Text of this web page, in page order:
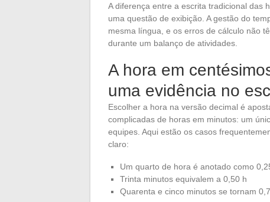
A diferença entre a escrita tradicional das
uma questão de exibição. A gestão do
mesma língua, e os erros de cálculo não
durante um balanço de atividades.
A hora em
uma evidência no
Escolher a hora na versão decimal é
complicadas de horas em minutos: um
equipes. Aqui estão os casos
claro:
Um quarto de hora é anotado como
Trinta minutos equivalem a 0,50 h
Quarenta e cinco minutos se tornam